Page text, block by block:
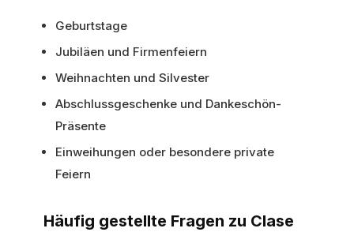
Geburtstage
Jubiläen und Firmenfeiern
Weihnachten und Silvester
Abschlussgeschenke und Dankeschön-
Präsente
Einweihungen oder besondere private
Feiern
Häufig gestellte Fragen zu Clase